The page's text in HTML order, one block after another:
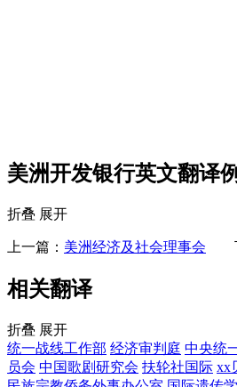
美洲开发银行英文翻译
折叠 展开
上一篇： 美洲经济及社会理事会 下
相关翻译
折叠 展开
统一战线工作部 经济审判庭 中央统
员会 中国歌剧研究会 扶轮社国际 xx